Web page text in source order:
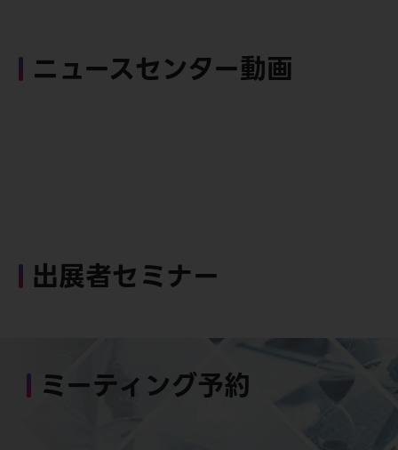
ニュースセンター動画
出展者セミナー
ミーティング予約